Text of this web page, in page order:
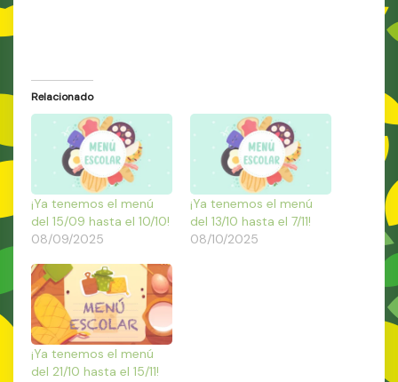
Relacionado
¡Ya tenemos el menú
del 15/09 hasta el 10/10!
08/09/2025
¡Ya tenemos el menú
del 13/10 hasta el 7/11!
08/10/2025
¡Ya tenemos el menú
del 21/10 hasta el 15/11!